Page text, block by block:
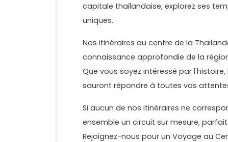
capitale thaïlandaise, explorez ses
uniques.
Nos itinéraires au centre de la
connaissance approfondie de la
Que vous soyez intéressé par
sauront répondre à toutes vos
Si aucun de nos itinéraires ne
ensemble un circuit sur mesure,
Rejoignez-nous pour un Voyage au